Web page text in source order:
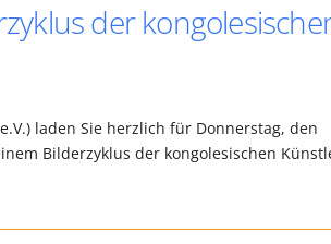
der
laden Sie herzlich für Donnerstag, den
Bilderzyklus der kongolesischen